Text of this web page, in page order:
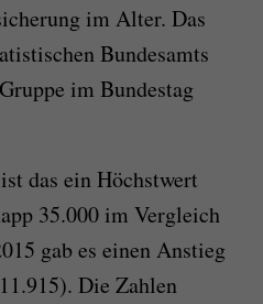
im Alter. Das
Bundesamts
im Bundestag
das ein Höchstwert
35.000 im Vergleich
gab es einen Anstieg
Die Zahlen